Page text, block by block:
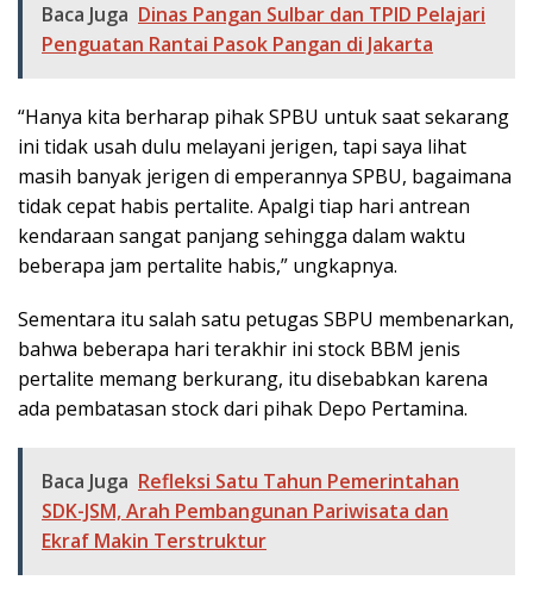
Baca Juga Dinas Pangan Sulbar dan TPID Pelajari
Penguatan Rantai Pasok Pangan di Jakarta
“Hanya kita berharap pihak SPBU untuk saat sekarang
ini tidak usah dulu melayani jerigen, tapi saya lihat
masih banyak jerigen di emperannya SPBU, bagaimana
tidak cepat habis pertalite. Apalgi tiap hari antrean
kendaraan sangat panjang sehingga dalam waktu
beberapa jam pertalite habis,” ungkapnya.
Sementara itu salah satu petugas SBPU membenarkan,
bahwa beberapa hari terakhir ini stock BBM jenis
pertalite memang berkurang, itu disebabkan karena
ada pembatasan stock dari pihak Depo Pertamina.
Baca Juga Refleksi Satu Tahun Pemerintahan
SDK-JSM, Arah Pembangunan Pariwisata dan
Ekraf Makin Terstruktur